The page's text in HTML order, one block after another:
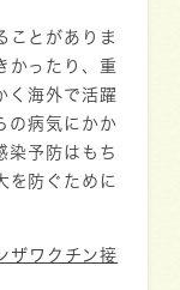
ことがありま
かったり、重
く海外で活躍
の病気にかか
染予防はもち
を防ぐために
ザワクチン接